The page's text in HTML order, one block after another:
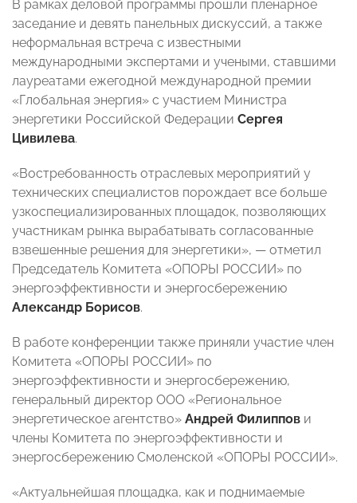
В рамках деловой программы прошли пленарное
заседание и девять панельных дискуссий, а также
неформальная встреча с известными
международными экспертами и учеными, ставшими
лауреатами ежегодной международной премии
«Глобальная энергия» с участием Министра
энергетики Российской Федерации Сергея
Цивилева.
«Востребованность отраслевых мероприятий у
технических специалистов порождает все больше
узкоспециализированных площадок, позволяющих
участникам рынка вырабатывать согласованные
взвешенные решения для энергетики», — отметил
Председатель Комитета «ОПОРЫ РОССИИ» по
энергоэффективности и энергосбережению
Александр Борисов.
В работе конференции также приняли участие член
Комитета «ОПОРЫ РОССИИ» по
энергоэффективности и энергосбережению,
генеральный директор ООО «Региональное
энергетическое агентство» Андрей Филиппов и
члены Комитета по энергоэффективности и
энергосбережению Смоленской «ОПОРЫ РОССИИ».
«Актуальнейшая площадка, как и поднимаемые